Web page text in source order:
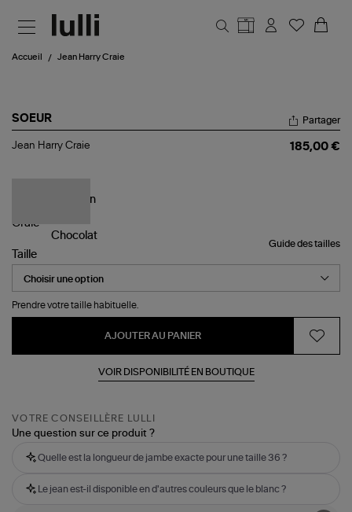
Accueil Jean Harry Craie
SOEUR
Jean
Partager
Jean Harry Craie 185,00 €
Guide des tailles
Taille
Prendre votre taille habituelle.
AJOUTER AU PANIER
VOIR DISPONIBILITÉ EN BOUTIQUE
VOTRE CONSEILLÈRE LULLI
Une question sur ce produit ?
Quelle est la longueur de jambe exacte pour une taille 36 ?
Le jean est-il disponible en d'autres couleurs que le blanc ?